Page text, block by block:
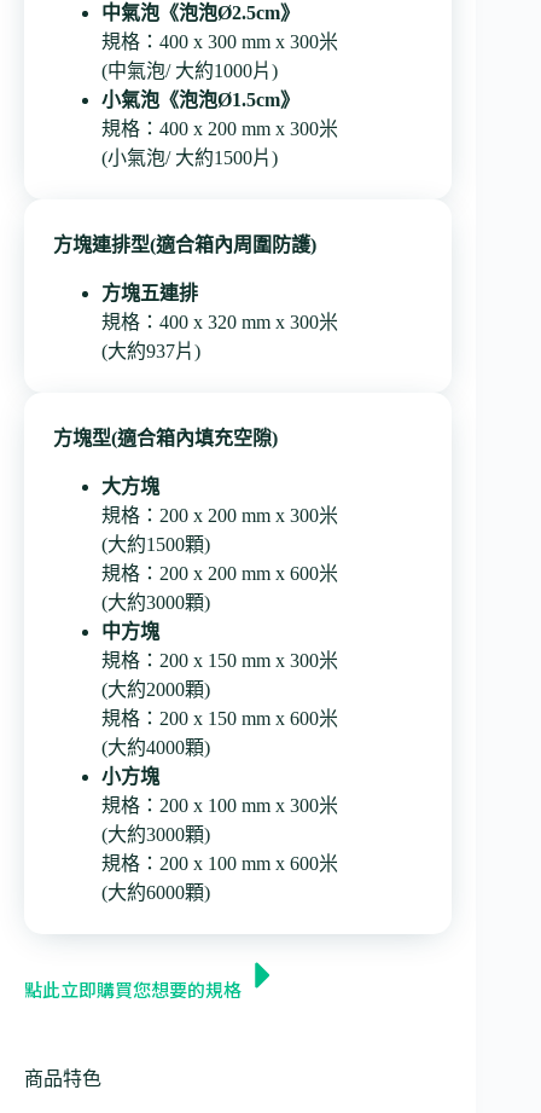
中氣泡《泡泡Ø2.5cm》
規格：400 x 300 mm x 300米
(中氣泡/ 大約1000片)
小氣泡《泡泡Ø1.5cm》
規格：400 x 200 mm x 300米
(小氣泡/ 大約1500片)
方塊連排型(適合箱內周圍防護)
方塊五連排
規格：400 x 320 mm x 300米
(大約937片)
方塊型(適合箱內填充空隙)
大方塊
規格：200 x 200 mm x 300米
(大約1500顆)
規格：200 x 200 mm x 600米
(大約3000顆)
中方塊
規格：200 x 150 mm x 300米
(大約2000顆)
規格：200 x 150 mm x 600米
(大約4000顆)
小方塊
規格：200 x 100 mm x 300米
(大約3000顆)
規格：200 x 100 mm x 600米
(大約6000顆)
點此立即購買您想要的規格
商品特色